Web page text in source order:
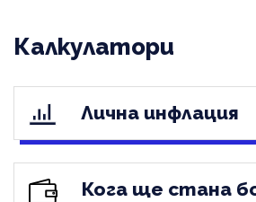
Калкулатори
Лична инфлация
Кога ще стана